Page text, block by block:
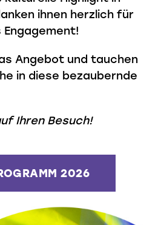
ihnen herzlich für
Angebot und tauchen
in diese bezaubernde
Ihren Besuch!
2026